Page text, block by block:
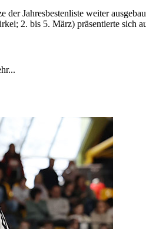
Jahresbestenliste weiter
2. bis 5. März) präsentierte sich